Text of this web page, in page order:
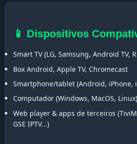
📱 Dispositivos
Smart TV (LG, Samsung, Android TV,
Box Android, Apple TV, Chromecast
Smartphone/tablet (Android, iPhone,
Computador (Windows, MacOS, Linux)
Web player & apps de terceiros
GSE IPTV...)